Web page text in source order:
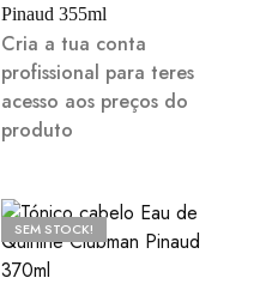
Pinaud 355ml
Cria a tua conta
profissional para teres
acesso aos preços do
produto
SEM STOCK!